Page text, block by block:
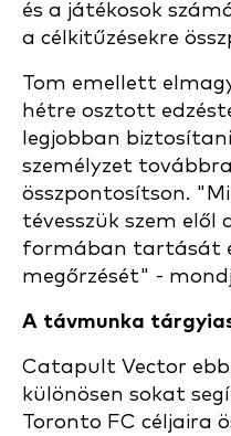
és a játékosok
a célkitűzésekre
Tom emellett
hétre osztott
legjobban
személyzet
összpontosítson.
tévesszük szem elől
formában tartását
megőrzését" -
A távmunka
Catapult Vector
különösen sokat
Toronto FC céljaira